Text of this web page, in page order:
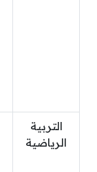
التربية
الرياضية